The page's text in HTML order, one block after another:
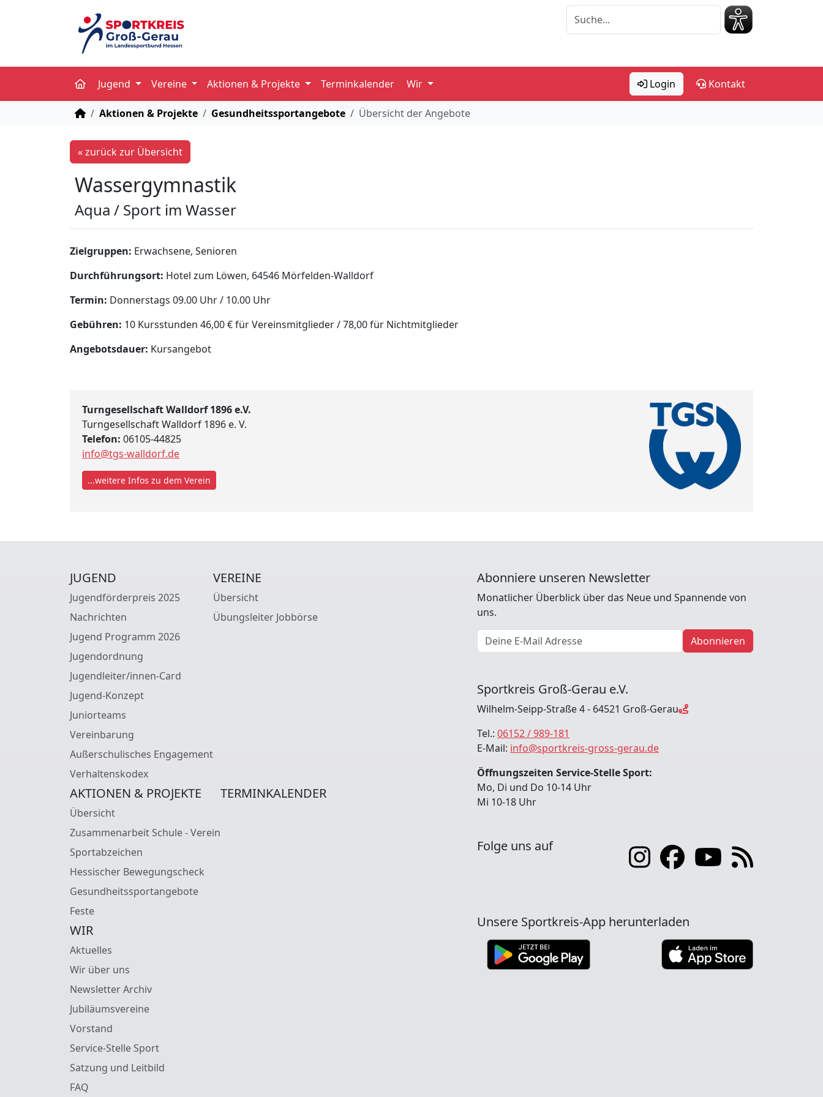
Jugend Vereine Aktionen & Projekte Terminkalender Wir Login Kontakt
STARTSEITE
Aktionen & Projekte Gesundheitssportangebote Übersicht der Angebote
« zurück zur Übersicht
Wassergymnastik
Aqua / Sport im Wasser
Zielgruppen: Erwachsene, Senioren
Durchführungsort: Hotel zum Löwen, 64546 Mörfelden-Walldorf
Termin: Donnerstags 09.00 Uhr / 10.00 Uhr
Gebühren: 10 Kursstunden 46,00 € für Vereinsmitglieder / 78,00 für Nichtmitglieder
Angebotsdauer: Kursangebot
Turngesellschaft Walldorf 1896 e.V.
Turngesellschaft Walldorf 1896 e. V.
Telefon: 06105-44825
info@tgs-walldorf.de
...weitere Infos zu dem Verein
JUGEND
Jugendförderpreis 2025
Nachrichten
Jugend Programm 2026
Jugendordnung
Jugendleiter/innen-Card
Jugend-Konzept
Juniorteams
Vereinbarung
Außerschulisches Engagement
Verhaltenskodex
VEREINE
Übersicht
Übungsleiter Jobbörse
AKTIONEN & PROJEKTE
Übersicht
Zusammenarbeit Schule - Verein
Sportabzeichen
Hessischer Bewegungscheck
Gesundheitssportangebote
Feste
TERMINKALENDER
WIR
Aktuelles
Wir über uns
Newsletter Archiv
Jubiläumsvereine
Vorstand
Service-Stelle Sport
Satzung und Leitbild
FAQ
Abonniere unseren Newsletter
Monatlicher Überblick über das Neue und Spannende von
uns.
E-Mail Adresse
Abonnieren
Sportkreis Groß-Gerau e.V.
Wilhelm-Seipp-Straße 4 - 64521 Groß-Gerau
Tel.: 06152 / 989-181
E-Mail: info@sportkreis-gross-gerau.de
Öffnungszeiten Service-Stelle Sport:
Mo, Di und Do 10-14 Uhr
Mi 10-18 Uhr
Folge uns auf
Unsere Sportkreis-App herunterladen